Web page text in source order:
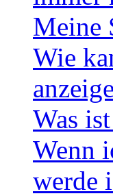
Meine
Wie
Was
Wenn
werde